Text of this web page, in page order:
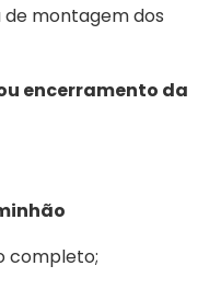
montagem dos
encerramento da
completo;